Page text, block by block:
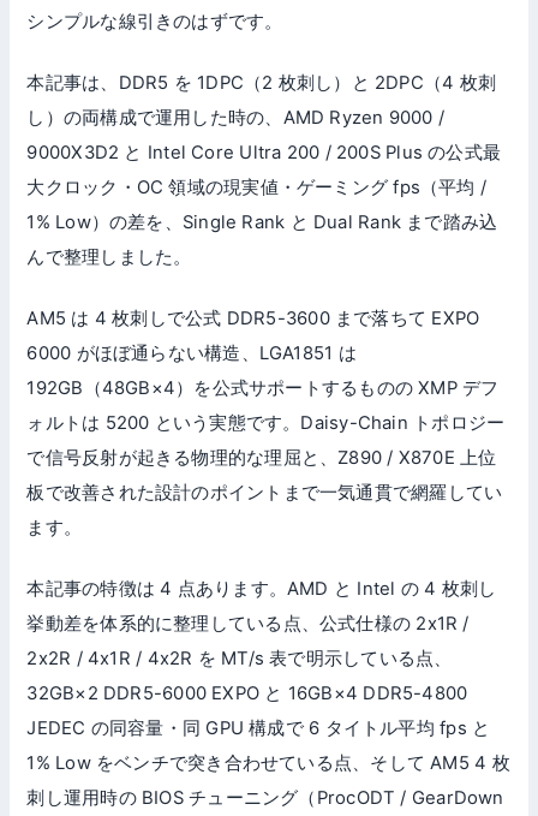
シンプルな線引きのはずです。
本記事は、DDR5 を 1DPC（2 枚刺し）と 2DPC（4 枚刺
し）の両構成で運用した時の、AMD Ryzen 9000 /
9000X3D2 と Intel Core Ultra 200 / 200S Plus の公式最
大クロック・OC 領域の現実値・ゲーミング fps（平均 /
1% Low）の差を、Single Rank と Dual Rank まで踏み込
んで整理しました。
AM5 は 4 枚刺しで公式 DDR5-3600 まで落ちて EXPO
6000 がほぼ通らない構造、LGA1851 は
192GB（48GB×4）を公式サポートするものの XMP デフ
ォルトは 5200 という実態です。Daisy-Chain トポロジー
で信号反射が起きる物理的な理屈と、Z890 / X870E 上位
板で改善された設計のポイントまで一気通貫で網羅してい
ます。
本記事の特徴は 4 点あります。AMD と Intel の 4 枚刺し
挙動差を体系的に整理している点、公式仕様の 2x1R /
2x2R / 4x1R / 4x2R を MT/s 表で明示している点、
32GB×2 DDR5-6000 EXPO と 16GB×4 DDR5-4800
JEDEC の同容量・同 GPU 構成で 6 タイトル平均 fps と
1% Low をベンチで突き合わせている点、そして AM5 4 枚
刺し運用時の BIOS チューニング（ProcODT / GearDown